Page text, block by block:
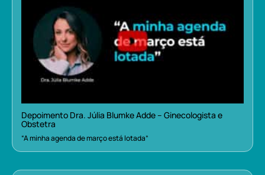
Depoimento Dra. Júlia Blumke Adde – Ginecologista e
Obstetra
“A minha agenda de março está lotada”